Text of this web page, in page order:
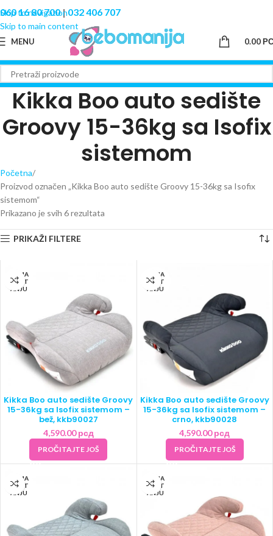
Skip to navigation
Skip to main content
060 16 80 700|032 406 707
MENU 0.00
Kikka Boo auto sedište
Groovy 15-36kg sa Isofix
sistemom
Početna
Proizvod označen „Kikka Boo auto sedište Groovy 15-36kg sa Isofix
sistemom“
Prikazano je svih 6 rezultata
PRIKAŽI FILTERE
NEMA
NA ST
ANJU
Kikka Boo auto sedište Groovy
15-36kg sa Isofix sistemom –
bež, kkb90027
4,590.00рсд
PROČITAJTE JOŠ
NEMA
NA ST
ANJU
Kikka Boo auto sedište Groovy
15-36kg sa Isofix sistemom –
crno, kkb90028
4,590.00рсд
PROČITAJTE JOŠ
NEMA
NA ST
ANJU
NEMA
NA ST
ANJU